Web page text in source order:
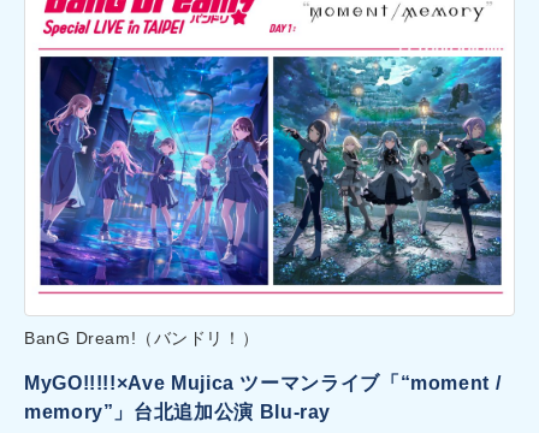
BanG Dream!（バンドリ！）
MyGO!!!!!×Ave Mujica ツーマンライブ「“moment /
memory”」台北追加公演 Blu-ray